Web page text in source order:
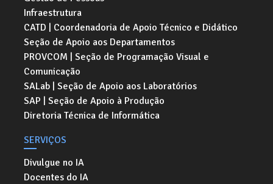
Infraestrutura
CATD | Coordenadoria de Apoio Técnico e Didático
Seção de Apoio aos Departamentos
PROVCOM | Seção de Programação Visual e
Comunicação
SALab | Seção de Apoio aos Laboratórios
SAP | Seção de Apoio à Produção
Diretoria Técnica de Informática
SERVIÇOS
Divulgue no IA
Docentes do IA